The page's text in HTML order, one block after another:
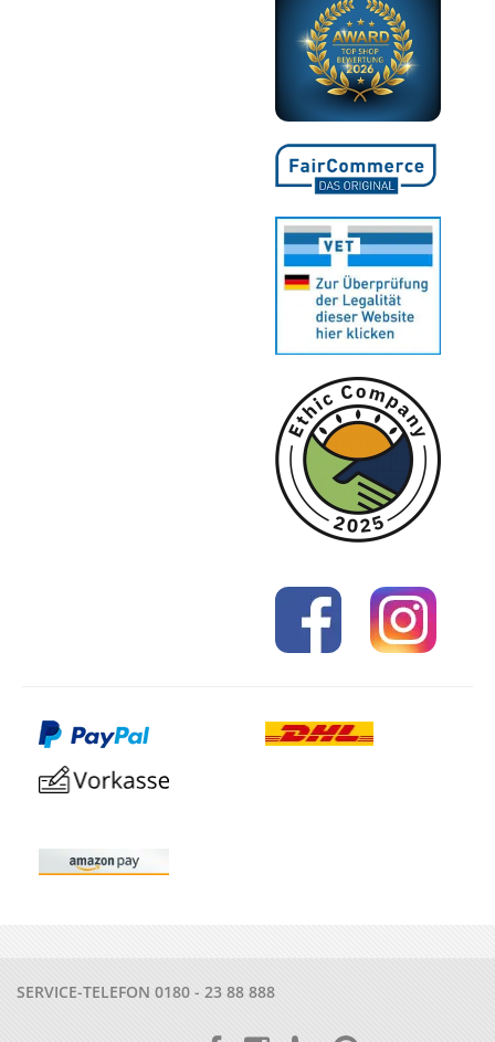
SERVICE-TELEFON 0180 - 23 88 888